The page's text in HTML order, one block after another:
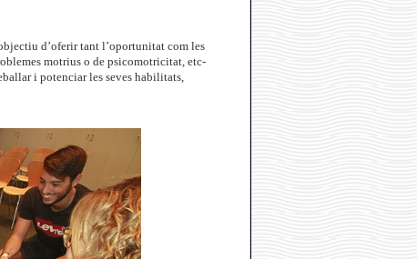
d’oferir tant l’oportunitat com les
motrius o de psicomotricitat, etc-
i potenciar les seves habilitats,